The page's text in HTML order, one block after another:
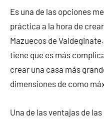
Es una de las opciones
práctica a la hora de
Mazuecos de
tiene que es más
crear una casa más
dimensiones de como
Una de las ventajas de